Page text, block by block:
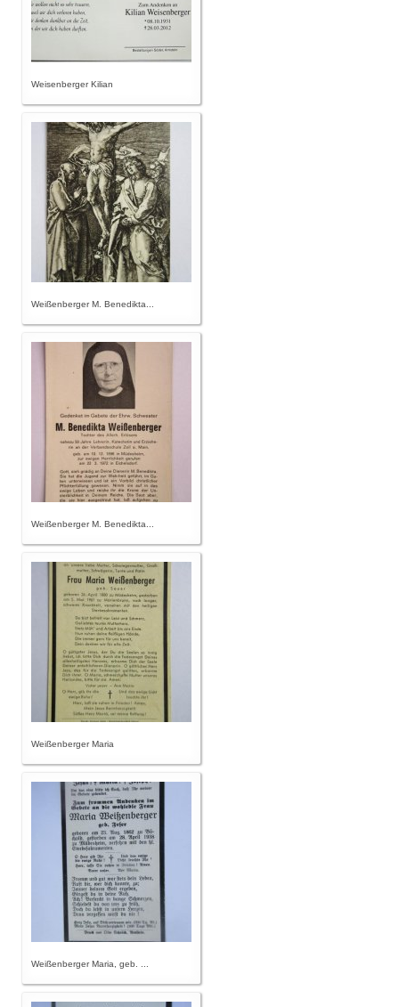
Weisenberger Kilian
Weißenberger M. Benedikta...
Weißenberger M. Benedikta...
Weißenberger Maria
Weißenberger Maria, geb. ...